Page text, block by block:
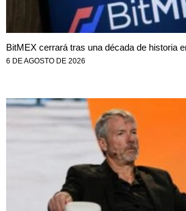
BitMEX cerrará tras una década de historia
6 DE AGOSTO DE 2026